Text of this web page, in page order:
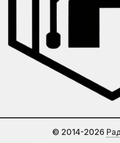
© 2014-2026